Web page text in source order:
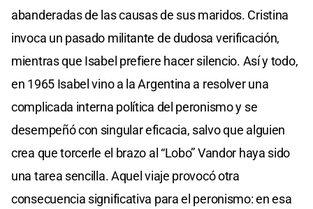
abanderadas de las causas de sus maridos. Cristina
invoca un pasado militante de dudosa verificación,
mientras que Isabel prefiere hacer silencio. Así y todo,
en 1965 Isabel vino a la Argentina a resolver una
complicada interna política del peronismo y se
desempeñó con singular eficacia, salvo que alguien
crea que torcerle el brazo al “Lobo” Vandor haya sido
una tarea sencilla. Aquel viaje provocó otra
consecuencia significativa para el peronismo: en esa